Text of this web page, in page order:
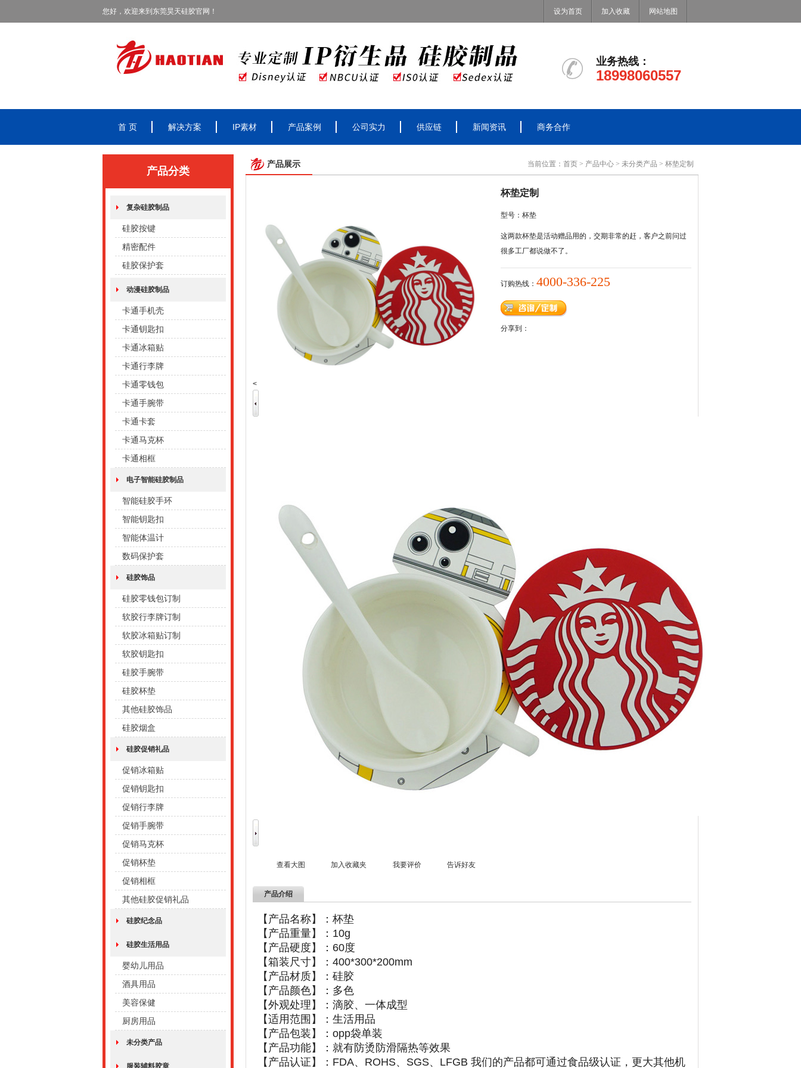
您好，欢迎来到东莞昊天硅胶官网！ 设为首页 加入收藏 网站地图
业务热线：
18998060557
首 页 解决方案 IP素材 产品案例 公司实力 供应链 新闻资讯 商务合作
产品分类
复杂硅胶制品
硅胶按键
精密配件
硅胶保护套
动漫硅胶制品
卡通手机壳
卡通钥匙扣
卡通冰箱贴
卡通行李牌
卡通零钱包
卡通手腕带
卡通卡套
卡通马克杯
卡通相框
电子智能硅胶制品
智能硅胶手环
智能钥匙扣
智能体温计
数码保护套
硅胶饰品
硅胶零钱包订制
软胶行李牌订制
软胶冰箱贴订制
软胶钥匙扣
硅胶手腕带
硅胶杯垫
其他硅胶饰品
硅胶烟盒
硅胶促销礼品
促销冰箱贴
促销钥匙扣
促销行李牌
促销手腕带
促销马克杯
促销杯垫
促销相框
其他硅胶促销礼品
硅胶纪念品
硅胶生活用品
婴幼儿用品
酒具用品
美容保健
厨房用品
未分类产品
服装辅料胶章
产品展示 当前位置： 首页 > 产品中心 > 未分类产品 > 杯垫定制
<
查看大图 加入收藏夹 我要评价 告诉好友
杯垫定制
型号：杯垫
这两款杯垫是活动赠品用的，交期非常的赶，客户之前问过
很多工厂都说做不了。
订购热线： 4000-336-225
分享到：
产品介绍
【产品名称】：杯垫
【产品重量】： 10g
【产品硬度】： 60度
【箱装尺寸】： 400*300*200mm
【产品材质】：硅胶
【产品颜色】：多色
【外观处理】：滴胶、一体成型
【适用范围】：生活用品
【产品包装】： opp袋单装
【产品功能】：就有防烫防滑隔热等效果
【产品认证】：FDA、ROHS、SGS、LFGB 我们的产品都可通过食品级认证，更大其他机